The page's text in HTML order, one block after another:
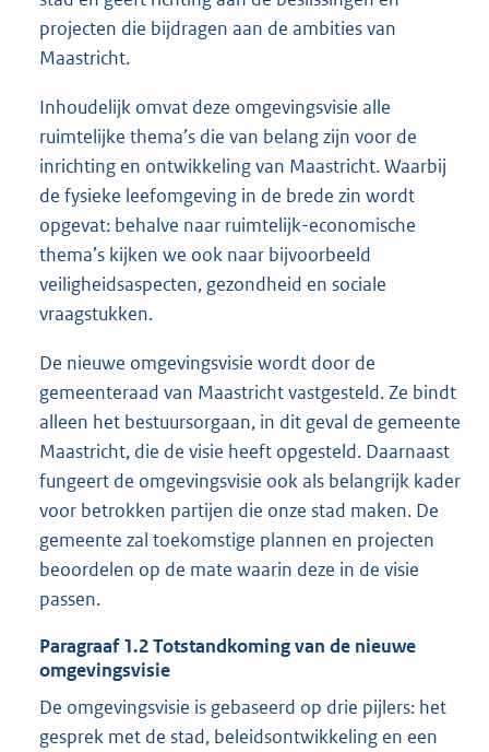
projecten die bijdragen aan de ambities van
Maastricht.
Inhoudelijk omvat deze omgevingsvisie alle
ruimtelijke thema’s die van belang zijn voor de
inrichting en ontwikkeling van Maastricht. Waarbij
de fysieke leefomgeving in de brede zin wordt
opgevat: behalve naar ruimtelijk-economische
thema’s kijken we ook naar bijvoorbeeld
veiligheidsaspecten, gezondheid en sociale
vraagstukken.
De nieuwe omgevingsvisie wordt door de
gemeenteraad van Maastricht vastgesteld. Ze bindt
alleen het bestuursorgaan, in dit geval de gemeente
Maastricht, die de visie heeft opgesteld. Daarnaast
fungeert de omgevingsvisie ook als belangrijk kader
voor betrokken partijen die onze stad maken. De
gemeente zal toekomstige plannen en projecten
beoordelen op de mate waarin deze in de visie
passen.
Paragraaf1.2Totstandkoming van de nieuwe
omgevingsvisie
De omgevingsvisie is gebaseerd op drie pijlers: het
gesprek met de stad, beleidsontwikkeling en een